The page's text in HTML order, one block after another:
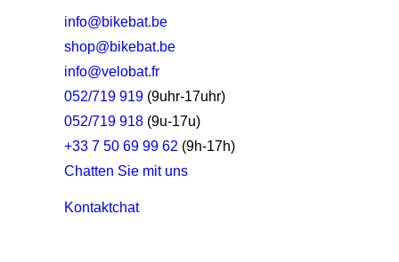
info@bikebat.be
shop@bikebat.be
info@velobat.fr
052/719 919 (9uhr-17uhr)
052/719 918 (9u-17u)
+33 7 50 69 99 62 (9h-17h)
Chatten Sie mit uns
Kontaktchat